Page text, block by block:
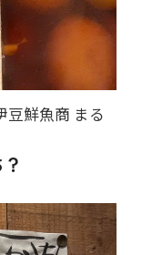
豆鮮魚商 まる